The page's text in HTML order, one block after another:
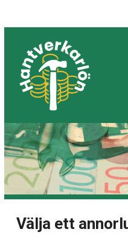
MÅLARE LÖN
SNICKARE LÖN
VVS-MONTÖR LÖN
ELEKTRIKER LÖN
BLOGG
LISTA BYGGFIRMOR
Välja ett